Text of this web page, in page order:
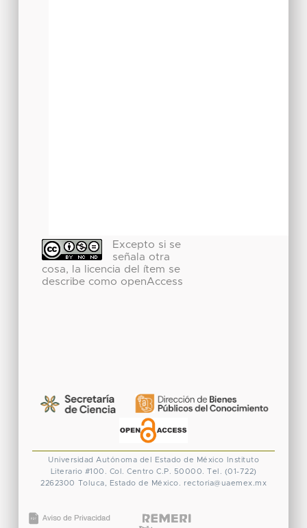
Excepto si se
señala otra
cosa, la licencia del ítem se
describe como openAccess
Universidad Autónoma del Estado de México
Instituto
Literario #100. Col. Centro C.P. 50000. Tel. (01-722)
2262300 Toluca, Estado de México. rectoria@uaemex.mx